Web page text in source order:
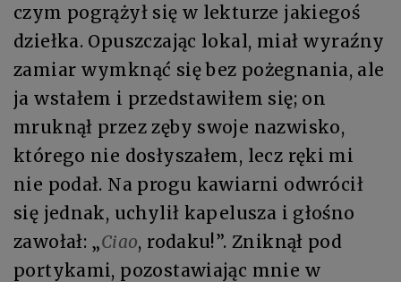
czym pogrążył się w lekturze jakiegoś
dziełka. Opuszczając lokal, miał wyraźny
zamiar wymknąć się bez pożegnania, ale
ja wstałem i przedstawiłem się; on
mruknął przez zęby swoje nazwisko,
którego nie dosłyszałem, lecz ręki mi
nie podał. Na progu kawiarni odwrócił
się jednak, uchylił kapelusza i głośno
zawołał: „Ciao, rodaku!”. Zniknął pod
portykami, pozostawiając mnie w